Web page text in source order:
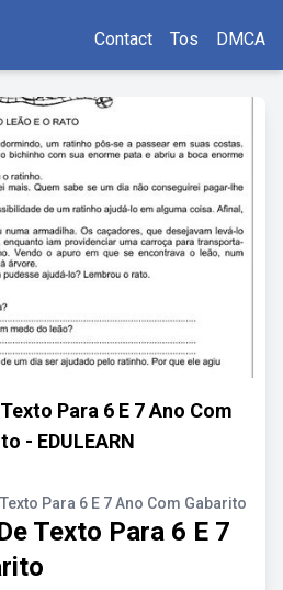
Contact Tos DMCA
Para 6 E 7 Ano Com
- EDULEARN
Para 6 E 7 Ano Com Gabarito
Texto Para 6 E 7